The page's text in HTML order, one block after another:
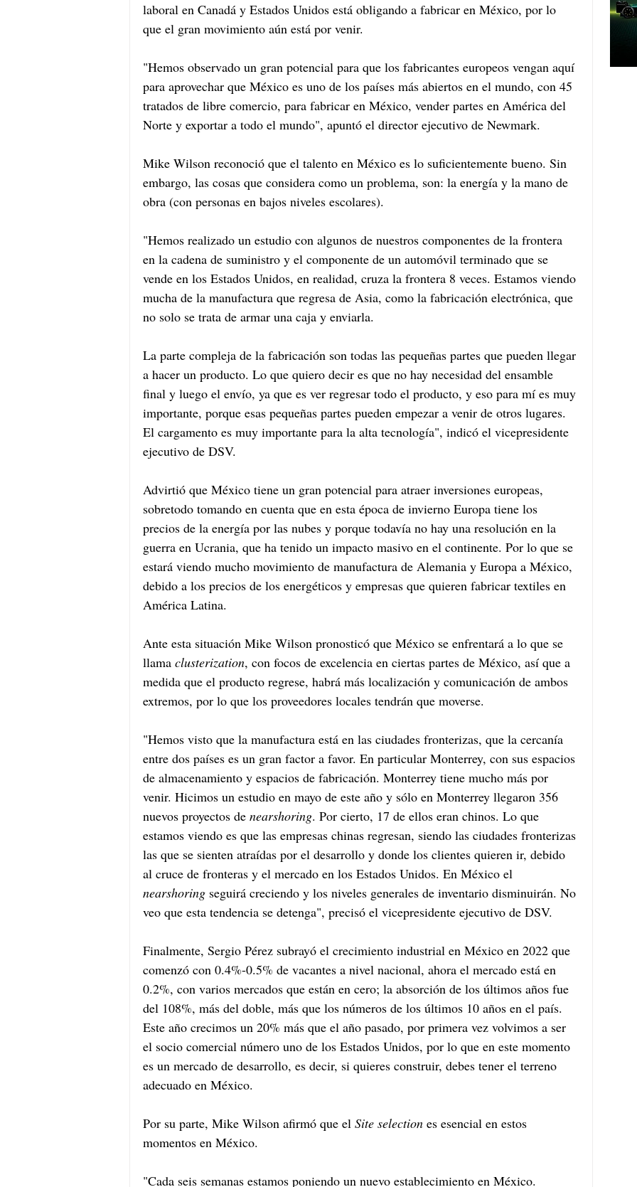
laboral en Canadá y Estados Unidos está obligando a fabricar en México, por lo
que el gran movimiento aún está por venir.
"Hemos observado un gran potencial para que los fabricantes europeos vengan aquí
para aprovechar que México es uno de los países más abiertos en el mundo, con 45
tratados de libre comercio, para fabricar en México, vender partes en América del
Norte y exportar a todo el mundo", apuntó el director ejecutivo de Newmark.
Mike Wilson reconoció que el talento en México es lo suficientemente bueno. Sin
embargo, las cosas que considera como un problema, son: la energía y la mano de
obra (con personas en bajos niveles escolares).
"Hemos realizado un estudio con algunos de nuestros componentes de la frontera
en la cadena de suministro y el componente de un automóvil terminado que se
vende en los Estados Unidos, en realidad, cruza la frontera 8 veces. Estamos viendo
mucha de la manufactura que regresa de Asia, como la fabricación electrónica, que
no solo se trata de armar una caja y enviarla.
La parte compleja de la fabricación son todas las pequeñas partes que pueden llegar
a hacer un producto. Lo que quiero decir es que no hay necesidad del ensamble
final y luego el envío, ya que es ver regresar todo el producto, y eso para mí es muy
importante, porque esas pequeñas partes pueden empezar a venir de otros lugares.
El cargamento es muy importante para la alta tecnología", indicó el vicepresidente
ejecutivo de DSV.
Advirtió que México tiene un gran potencial para atraer inversiones europeas,
sobretodo tomando en cuenta que en esta época de invierno Europa tiene los
precios de la energía por las nubes y porque todavía no hay una resolución en la
guerra en Ucrania, que ha tenido un impacto masivo en el continente. Por lo que se
estará viendo mucho movimiento de manufactura de Alemania y Europa a México,
debido a los precios de los energéticos y empresas que quieren fabricar textiles en
América Latina.
Ante esta situación Mike Wilson pronosticó que México se enfrentará a lo que se
llama clusterization, con focos de excelencia en ciertas partes de México, así que a
medida que el producto regrese, habrá más localización y comunicación de ambos
extremos, por lo que los proveedores locales tendrán que moverse.
"Hemos visto que la manufactura está en las ciudades fronterizas, que la cercanía
entre dos países es un gran factor a favor. En particular Monterrey, con sus espacios
de almacenamiento y espacios de fabricación. Monterrey tiene mucho más por
venir. Hicimos un estudio en mayo de este año y sólo en Monterrey llegaron 356
nuevos proyectos de nearshoring. Por cierto, 17 de ellos eran chinos. Lo que
estamos viendo es que las empresas chinas regresan, siendo las ciudades fronterizas
las que se sienten atraídas por el desarrollo y donde los clientes quieren ir, debido
al cruce de fronteras y el mercado en los Estados Unidos. En México el
nearshoring seguirá creciendo y los niveles generales de inventario disminuirán. No
veo que esta tendencia se detenga", precisó el vicepresidente ejecutivo de DSV.
Finalmente, Sergio Pérez subrayó el crecimiento industrial en México en 2022 que
comenzó con 0.4%-0.5% de vacantes a nivel nacional, ahora el mercado está en
0.2%, con varios mercados que están en cero; la absorción de los últimos años fue
del 108%, más del doble, más que los números de los últimos 10 años en el país.
Este año crecimos un 20% más que el año pasado, por primera vez volvimos a ser
el socio comercial número uno de los Estados Unidos, por lo que en este momento
es un mercado de desarrollo, es decir, si quieres construir, debes tener el terreno
adecuado en México.
Por su parte, Mike Wilson afirmó que el Site selection es esencial en estos
momentos en México.
"Cada seis semanas estamos poniendo un nuevo establecimiento en México.